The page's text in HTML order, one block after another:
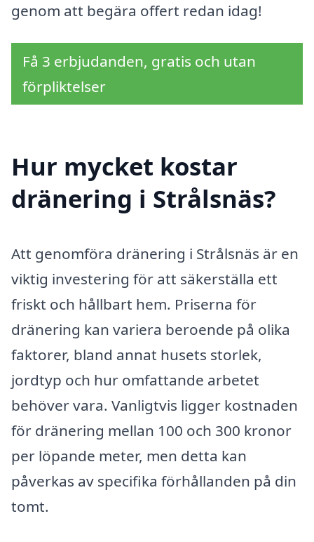
genom att begära offert redan idag!
Få 3 erbjudanden, gratis och utan
förpliktelser
Hur mycket kostar
dränering i Strålsnäs?
Att genomföra dränering i Strålsnäs är en
viktig investering för att säkerställa ett
friskt och hållbart hem. Priserna för
dränering kan variera beroende på olika
faktorer, bland annat husets storlek,
jordtyp och hur omfattande arbetet
behöver vara. Vanligtvis ligger kostnaden
för dränering mellan 100 och 300 kronor
per löpande meter, men detta kan
påverkas av specifika förhållanden på din
tomt.